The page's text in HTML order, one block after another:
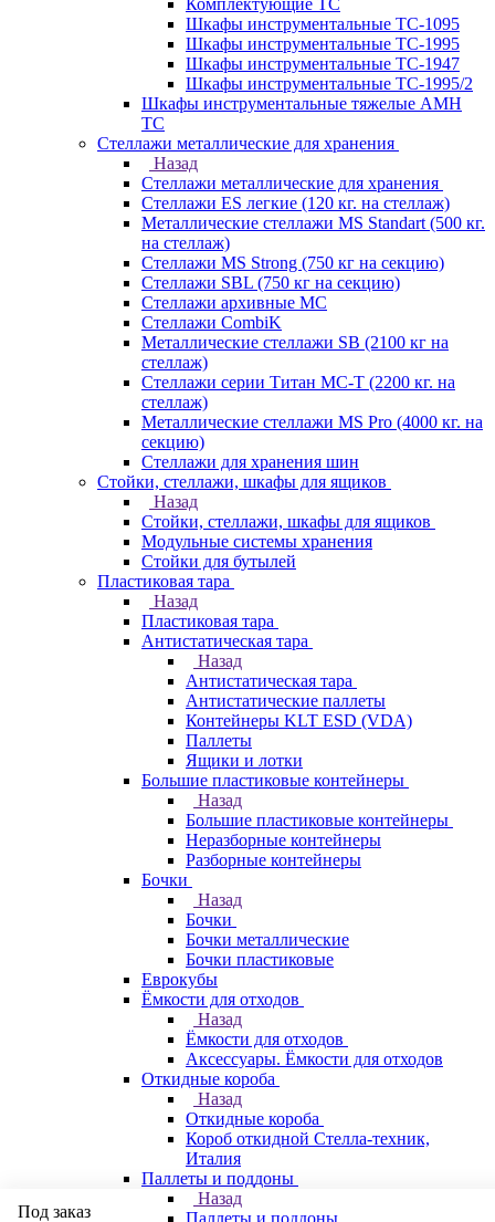
Комплектующие ТС
Шкафы инструментальные TC-1095
Шкафы инструментальные TC-1995
Шкафы инструментальные ТС-1947
Шкафы инструментальные ТС-1995/2
Шкафы инструментальные тяжелые AMH
TC
Стеллажи металлические для хранения
Назад
Стеллажи металлические для хранения
Стеллажи ES легкие (120 кг. на стеллаж)
Металлические стеллажи MS Standart (500 кг.
на стеллаж)
Стеллажи MS Strong (750 кг на секцию)
Стеллажи SBL (750 кг на секцию)
Стеллажи архивные МС
Стеллажи CombiK
Металлические стеллажи SB (2100 кг на
стеллаж)
Стеллажи серии Титан МС-Т (2200 кг. на
стеллаж)
Металлические стеллажи MS Pro (4000 кг. на
секцию)
Стеллажи для хранения шин
Стойки, стеллажи, шкафы для ящиков
Назад
Стойки, стеллажи, шкафы для ящиков
Модульные системы хранения
Стойки для бутылей
Пластиковая тара
Назад
Пластиковая тара
Антистатическая тара
Назад
Антистатическая тара
Антистатические паллеты
Контейнеры KLT ESD (VDA)
Паллеты
Ящики и лотки
Большие пластиковые контейнеры
Назад
Большие пластиковые контейнеры
Неразборные контейнеры
Разборные контейнеры
Бочки
Назад
Бочки
Бочки металлические
Бочки пластиковые
Еврокубы
Ёмкости для отходов
Назад
Ёмкости для отходов
Аксессуары. Ёмкости для отходов
Откидные короба
Назад
Откидные короба
Короб откидной Стелла-техник,
Италия
Паллеты и поддоны
Назад
Паллеты и поддоны
Под заказ